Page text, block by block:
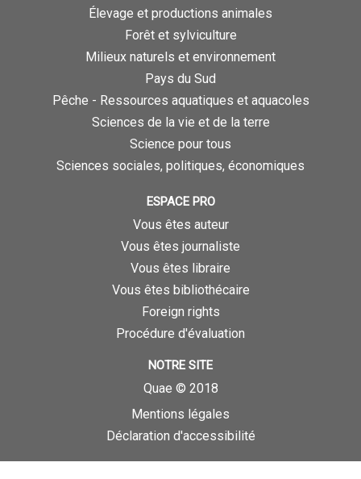
Élevage et productions animales
Forêt et sylviculture
Milieux naturels et environnement
Pays du Sud
Pêche - Ressources aquatiques et aquacoles
Sciences de la vie et de la terre
Science pour tous
Sciences sociales, politiques, économiques
ESPACE PRO
Vous êtes auteur
Vous êtes journaliste
Vous êtes libraire
Vous êtes bibliothécaire
Foreign rights
Procédure d'évaluation
NOTRE SITE
Quae © 2018
Mentions légales
Déclaration d'accessibilité